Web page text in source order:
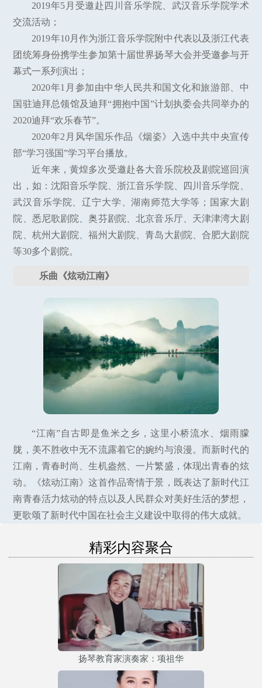
2019年5月受邀赴四川音乐学院、武汉音乐学院学术
交流活动；
2019年10月作为浙江音乐学院附中代表以及浙江代表
团统筹身份携学生参加第十届世界扬琴大会并受邀参与开
幕式一系列演出；
2020年1月参加由中华人民共和国文化和旅游部、中
国驻迪拜总领馆及迪拜“拥抱中国”计划执委会共同举办的
2020迪拜“欢乐春节”。
2020年2月风华国乐作品《烟姿》入选中共中央宣传
部“学习强国”学习平台播放。
近年来，黄煌多次受邀赴各大音乐院校及剧院巡回演
出，如：沈阳音乐学院、浙江音乐学院、四川音乐学院、
武汉音乐学院、辽宁大学、湖南师范大学等；国家大剧
院、悉尼歌剧院、奥芬剧院、北京音乐厅、天津津湾大剧
院、杭州大剧院、福州大剧院、青岛大剧院、合肥大剧院
等30多个剧院。
乐曲《炫动江南》
“江南”自古即是鱼米之乡，这里小桥流水、烟雨朦
胧，美不胜收中无不流露着它的婉约与浪漫。而新时代的
江南，青春时尚、生机盎然、一片繁盛，体现出青春的炫
动。《炫动江南》这首作品寄情于景，既表达了新时代江
南青春活力炫动的特点以及人民群众对美好生活的梦想，
更歌颂了新时代中国在社会主义建设中取得的伟大成就。
精彩内容聚合
扬琴教育家演奏家：项祖华